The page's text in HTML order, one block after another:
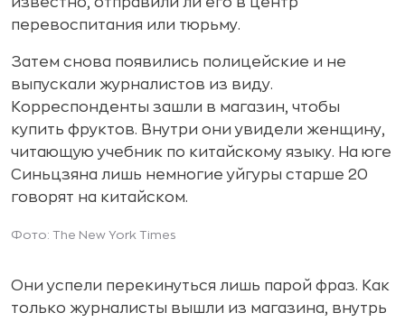
перевоспитания или тюрьму.
Затем снова появились полицейские и не
выпускали журналистов из виду.
Корреспонденты зашли в магазин, чтобы
купить фруктов. Внутри они увидели женщину,
читающую учебник по китайскому языку. На юге
Синьцзяна лишь немногие уйгуры старше 20
говорят на китайском.
Фото: The New York Times
Они успели перекинуться лишь парой фраз. Как
только журналисты вышли из магазина, внутрь